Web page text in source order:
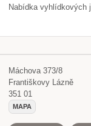
Nabídka vyhlídkových
Máchova 373/8
Františkovy Lázně
351 01
MAPA